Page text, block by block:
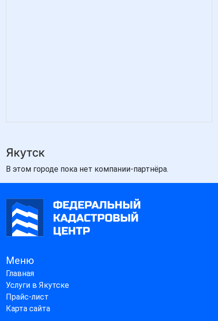
Якутск
В этом городе пока нет компании-партнёра.
Меню
Главная
Услуги в Якутске
Прайс-лист
Карта сайта